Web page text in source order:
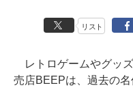
リスト
レトロゲームやグッ
売店BEEPは、過去の